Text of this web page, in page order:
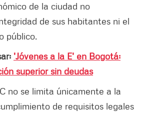
de la ciudad no
de sus habitantes ni el
público.
'Jóvenes a la E' en Bogotá:
superior sin deudas
no se limita únicamente a la
de requisitos legales